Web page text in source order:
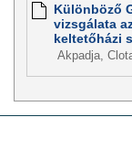
Különböző
vizsgálata
keltetőházi
Akpadja,